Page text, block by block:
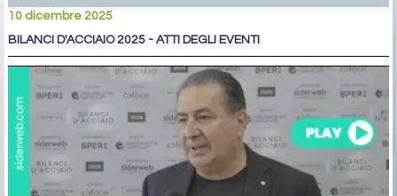
10 dicembre 2025
BILANCI D'ACCIAIO 2025 - ATTI DEGLI EVENTI